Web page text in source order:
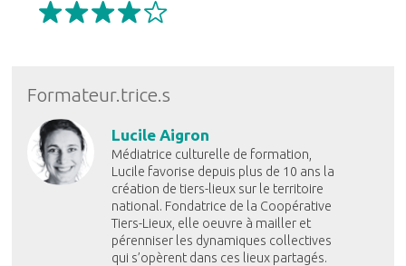
Formateur.trice.s
Lucile Aigron
Médiatrice culturelle de formation,
Lucile favorise depuis plus de 10 ans la
création de tiers-lieux sur le territoire
national. Fondatrice de la Coopérative
Tiers-Lieux, elle oeuvre à mailler et
pérenniser les dynamiques collectives
qui s’opèrent dans ces lieux partagés.